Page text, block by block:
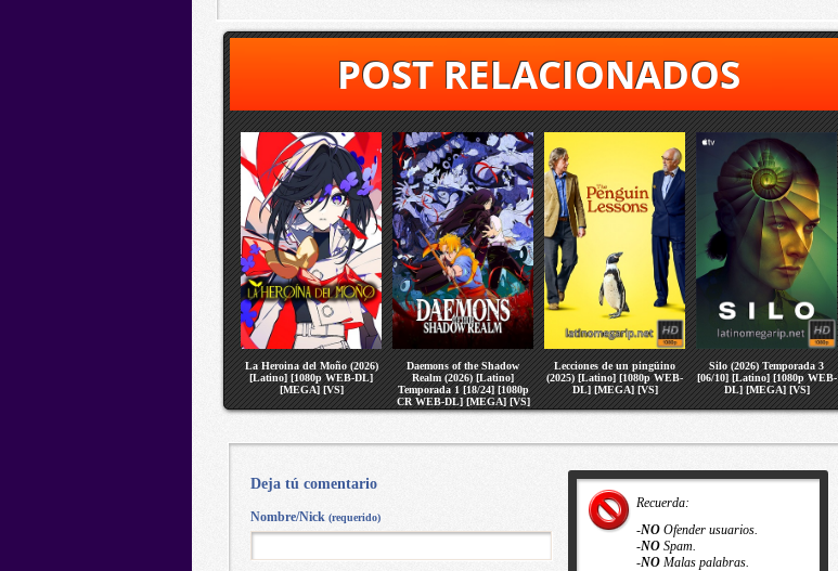
POST RELACIONADOS
La Heroina del Moño (2026)
[Latino] [1080p WEB-DL]
[MEGA] [VS]
Daemons of the Shadow
Realm (2026) [Latino]
Temporada 1 [18/24] [1080p
CR WEB-DL] [MEGA] [VS]
Lecciones de un pingüino
(2025) [Latino] [1080p WEB-
DL] [MEGA] [VS]
Silo (2026) Temporada 3
[06/10] [Latino] [1080p WEB-
DL] [MEGA] [VS]
Recuerda:
-NO Ofender usuarios.
-NO Spam.
-NO Malas palabras.
Deja tú comentario
Nombre/Nick (requerido)